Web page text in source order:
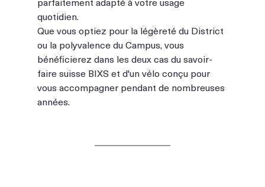
quotidien.
Que vous optiez pour la légèreté du District
ou la polyvalence du Campus, vous
bénéficierez dans les deux cas du savoir-
faire suisse BIXS et d'un vélo conçu pour
vous accompagner pendant de nombreuses
années.